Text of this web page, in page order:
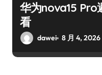
华为nova15 Pro
看
dawei 8 月 4, 2026